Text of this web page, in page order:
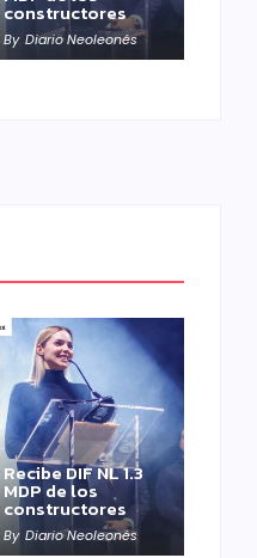
constructores
By Diario Neoleonés
Recibe DIF NL 1.3
MDP de los
constructores
By Diario Neoleonés